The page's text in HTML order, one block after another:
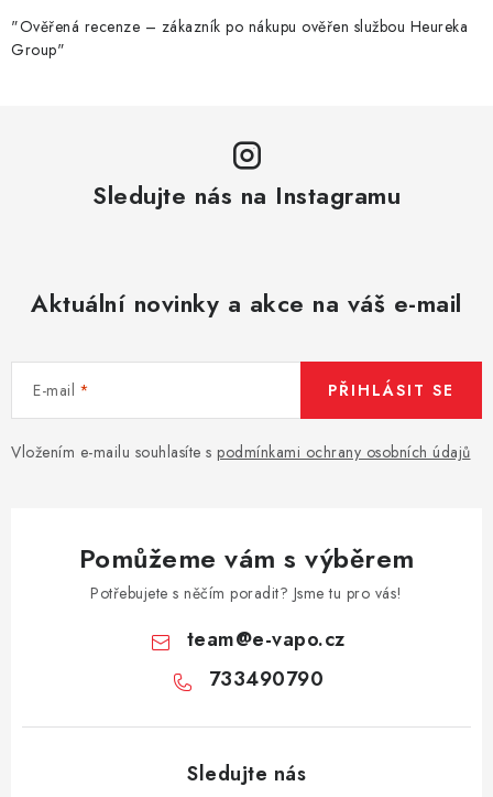
"Ověřená recenze – zákazník po nákupu ověřen službou Heureka
Group"
Sledujte nás na Instagramu
Aktuální novinky a akce na váš e-mail
E-mail
Vložením e-mailu souhlasíte s podmínkami ochrany osobních údajů
PŘIHLÁSIT SE
Pomůžeme vám s výběrem
Potřebujete s něčím poradit? Jsme tu pro vás!
team@e-vapo.cz
733490790